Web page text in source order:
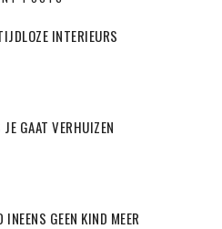
INTERIEURS
GAAT VERHUIZEN
GEEN KIND MEER